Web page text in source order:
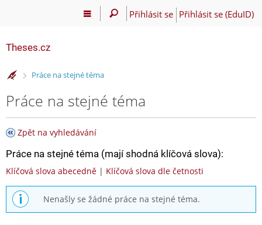
Přihlásit se Přihlásit se (EduID)
Theses.cz
>Práce na stejné téma
Práce na stejné téma
Zpět na vyhledávání
Práce na stejné téma (mají shodná klíčová slova):
Klíčová slova abecedně | Klíčová slova dle četnosti
Nenašly se žádné práce na stejné téma.